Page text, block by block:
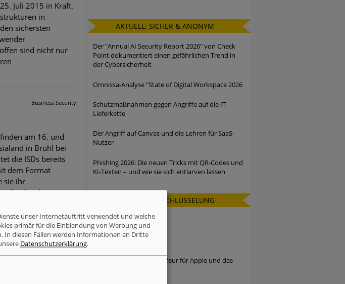
Juli 2015 in Kraft.
in
sichersten
sind nicht nur
Business Security
am 16. und
in Brühl bei
die ISDs bereits
dem Format
sie ihr
absichern
Business Security
Security (Eicar)
vor. Der Eicar
AKTUELL: SICHER & ANONYM
Der "Annual AI Security Report 2026" von Check
Point dokumentiert einen gefährlichen Trend in
der Cybersicherheit
Omnissa-Analyse "State of Digital Workspace 2026
Schutzmaßnahmen gegen Angriffe auf die IT-
Lieferkette
Der Angriff auf Canvas und die Lehren für SaaS-
Nutzer
Phishing 2026: Die neuen Tricks mit QR-Codes und
KI-Texten – und wie sie sich entlarven lassen
AKTUELL: VERSCHLÜSSELUNG
Anti-Ransomware-Tag
DMA eine bedeutende Zäsur für Apple und das
unser Internetauftritt verwendet und welche
primär für die Einblendung von Werbung und
In diesen Fällen werden Informationen an Dritte
Datenschutzerklärung.